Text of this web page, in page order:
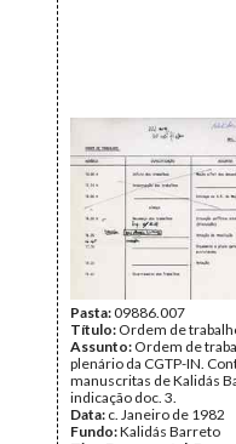
Pasta:09886.007
Título: Ordem de
Assunto: Ordem de
plenário da CGTP-IN.
manuscritas de Kalidás
indicação doc. 3.
Data: c. Janeiro de 1982
Fundo:Kalidás Barreto